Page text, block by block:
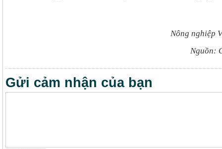
Nông nghiệp
Nguồn:
Gửi cảm nhận của bạn